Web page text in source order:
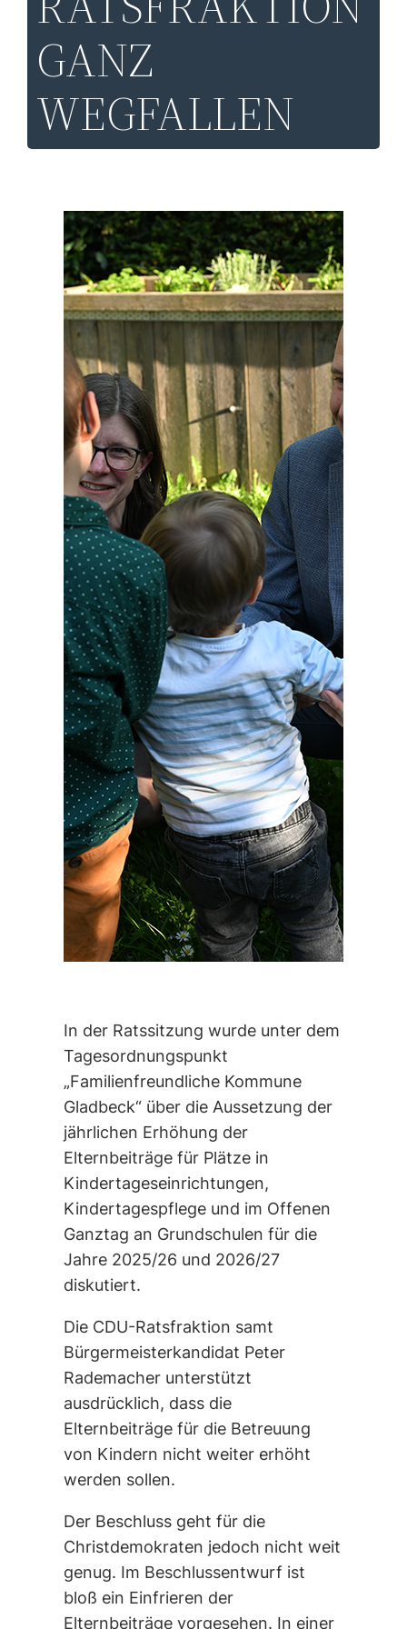
GANZ
WEGFALLEN
In der Ratssitzung wurde unter dem
Tagesordnungspunkt
„Familienfreundliche Kommune
Gladbeck“ über die Aussetzung der
jährlichen Erhöhung der
Elternbeiträge für Plätze in
Kindertageseinrichtungen,
Kindertagespflege und im Offenen
Ganztag an Grundschulen für die
Jahre 2025/26 und 2026/27
diskutiert.
Die CDU-Ratsfraktion samt
Bürgermeisterkandidat Peter
Rademacher unterstützt
ausdrücklich, dass die
Elternbeiträge für die Betreuung
von Kindern nicht weiter erhöht
werden sollen.
Der Beschluss geht für die
Christdemokraten jedoch nicht weit
genug. Im Beschlussentwurf ist
bloß ein Einfrieren der
Elternbeiträge vorgesehen. In einer